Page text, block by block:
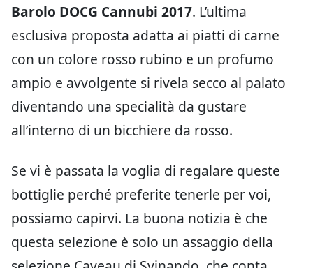
Barolo DOCG Cannubi 2017. L’ultima
esclusiva proposta adatta ai piatti di carne
con un colore rosso rubino e un profumo
ampio e avvolgente si rivela secco al palato
diventando una specialità da gustare
all’interno di un bicchiere da rosso.
Se vi è passata la voglia di regalare queste
bottiglie perché preferite tenerle per voi,
possiamo capirvi. La buona notizia è che
questa selezione è solo un assaggio della